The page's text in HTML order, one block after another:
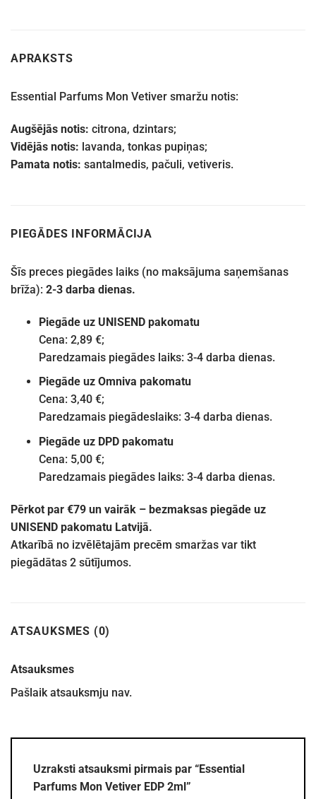
APRAKSTS
Essential Parfums Mon Vetiver smaržu notis:
Augšējās notis: citrona, dzintars;
Vidējās notis: lavanda, tonkas pupiņas;
Pamata notis: santalmedis, pačuli, vetiveris.
PIEGĀDES INFORMĀCIJA
Šīs preces piegādes laiks (no maksājuma saņemšanas
brīža): 2-3 darba dienas.
Piegāde uz UNISEND pakomatu
Cena: 2,89 €;
Paredzamais piegādes laiks: 3-4 darba dienas.
Piegāde uz Omniva pakomatu
Cena: 3,40 €;
Paredzamais piegādeslaiks: 3-4 darba dienas.
Piegāde uz DPD pakomatu
Cena: 5,00 €;
Paredzamais piegādes laiks: 3-4 darba dienas.
Pērkot par €79 un vairāk – bezmaksas piegāde uz
UNISEND pakomatu Latvijā.
Atkarībā no izvēlētajām precēm smaržas var tikt
piegādātas 2 sūtījumos.
ATSAUKSMES (0)
Atsauksmes
Pašlaik atsauksmju nav.
Uzraksti atsauksmi pirmais par “Essential
Parfums Mon Vetiver EDP 2ml”